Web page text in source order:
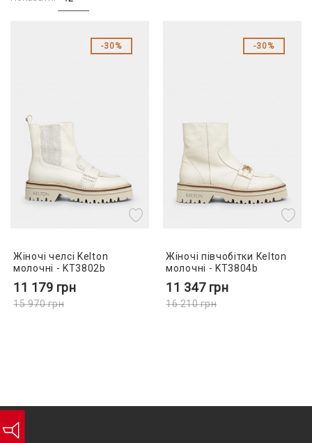
30%
Жіночі челсі Kelton
молочні - KT3802b
11 179 грн
15 970грн
30%
Жіночі півчобітки Kelton
молочні - KT3804b
11 347 грн
16 210грн